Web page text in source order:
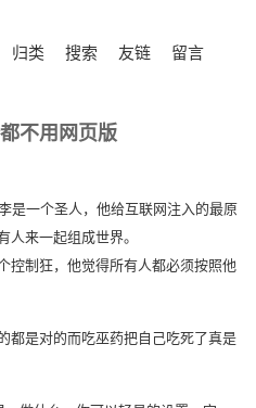
归类 搜索 友链
留言
不用网页版
是一个圣人，他给互联网注入的最原
人来一起组成世界。
控制狂，他觉得所有人都必须按照他
都是对的而吃巫药把自己吃死了真是